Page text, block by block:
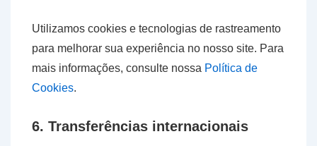
Utilizamos cookies e tecnologias de rastreamento
para melhorar sua experiência no nosso site. Para
mais informações, consulte nossa Política de
Cookies.
6. Transferências internacionais